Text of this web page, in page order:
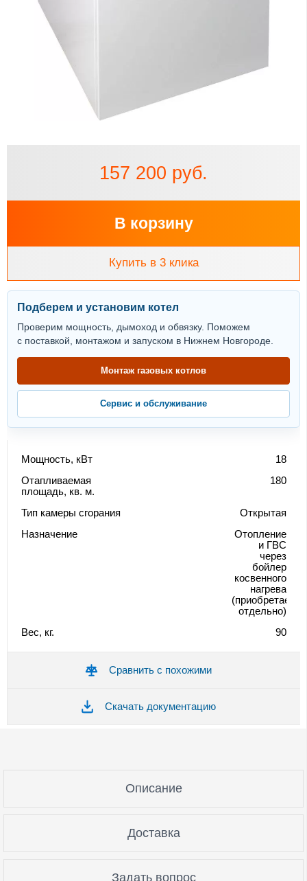
157 200 руб.
В корзину
Купить в 3 клика
Подберем и установим котел
Проверим мощность, дымоход и обвязку. Поможем
с поставкой, монтажом и запуском в Нижнем Новгороде.
Монтаж газовых котлов
Сервис и обслуживание
Мощность, кВт
18
Отапливаемая
площадь, кв. м.
180
Тип камеры сгорания
Открытая
Назначение
Отопление
и ГВС
через
бойлер
косвенного
нагрева
(приобретается
отдельно)
Вес, кг.
90
Сравнить с похожими
Скачать документацию
Описание
Доставка
Задать вопрос